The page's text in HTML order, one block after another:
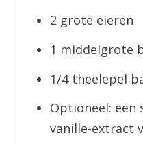
2 grote eieren
1 middelgrote
1/4 theelepel
Optioneel: een
vanille-extract